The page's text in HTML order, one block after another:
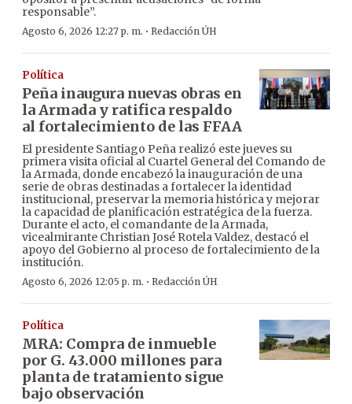
responsable”.
Agosto 6, 2026 12:27 p. m. · Redacción ÚH
Política
Peña inaugura nuevas obras en
la Armada y ratifica respaldo
al fortalecimiento de las FFAA
El presidente Santiago Peña realizó este jueves su
primera visita oficial al Cuartel General del Comando de
la Armada, donde encabezó la inauguración de una
serie de obras destinadas a fortalecer la identidad
institucional, preservar la memoria histórica y mejorar
la capacidad de planificación estratégica de la fuerza.
Durante el acto, el comandante de la Armada,
vicealmirante Christian José Rotela Valdez, destacó el
apoyo del Gobierno al proceso de fortalecimiento de la
institución.
Agosto 6, 2026 12:05 p. m. · Redacción ÚH
Política
MRA: Compra de inmueble
por G. 43.000 millones para
planta de tratamiento sigue
bajo observación